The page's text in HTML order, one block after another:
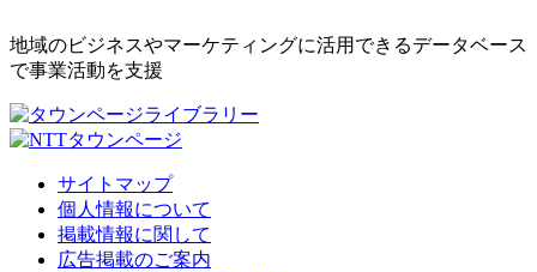
地域のビジネスやマーケティングに活用できるデータベース
で事業活動を支援
サイトマップ
個人情報について
掲載情報に関して
広告掲載のご案内